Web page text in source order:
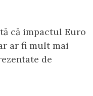
că impactul Euro
ar fi mult mai
de